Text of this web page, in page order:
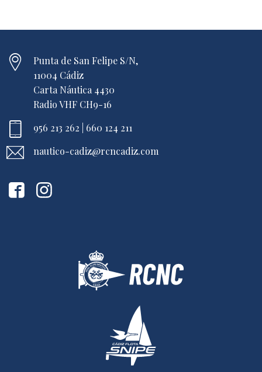
Punta de San Felipe S/N,
11004 Cádiz
Carta Náutica 4430
Radio VHF CH9-16
956 213 262 | 660 124 211
nautico-cadiz@rcncadiz.com